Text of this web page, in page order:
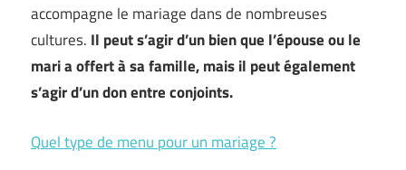
accompagne le mariage dans de nombreuses
cultures. Il peut s’agir d’un bien que l’épouse ou le
mari a offert à sa famille, mais il peut également
s’agir d’un don entre conjoints.
Quel type de menu pour un mariage ?